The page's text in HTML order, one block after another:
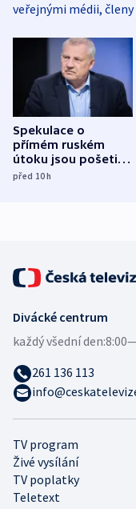
veřejnými médii, členy
Spekulace o
přímém ruském
útoku jsou pošetilé,
míní estonský
před 10h
TV program
Živé vysílání
TV poplatky
Teletext
Divácké centrum
každý všední den:
261 136 113